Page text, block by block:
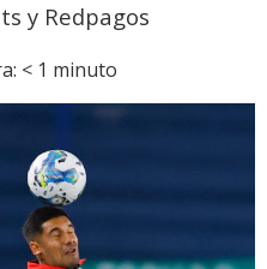
y Redpagos
< 1 minuto